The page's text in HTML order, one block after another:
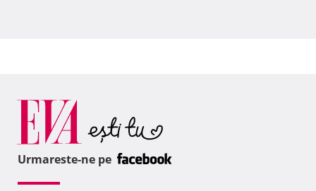
Urmareste-ne pe